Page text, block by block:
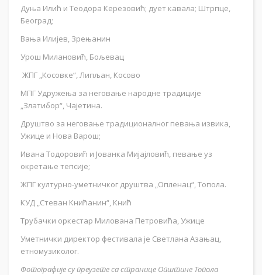
Дуња Илић и Теодора Керезовић; дует кавала; Штрпце,
Београд;
Вања Илијев, Зрењанин
Урош Милановић, Бољевац
ЖПГ „Косовке“, Липљан, Косово
МПГ Удружења за неговање народне традиције
„Златибор“, Чајетина.
Друштво за неговање традиционалног певања извика,
Ужице и Нова Варош;
Ивана Тодоровић и Јованка Мијајловић, певање уз
окретање тепсије;
ЖПГ културно-уметничког друштва „Опленац“, Топола.
КУД „Стеван Книћанин“, Кнић
Трубачки оркестар Милована Петровића, Ужице
Уметнички директор фестивала је Светлана Азањац,
етномузиколог.
Фотографије су преузете са странице Општине Топола